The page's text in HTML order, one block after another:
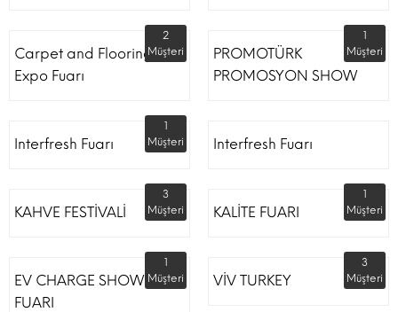
Carpet and Flooring
Expo Fuarı
2
Müşteri
PROMOTÜRK
PROMOSYON SHOW
1
Müşteri
Interfresh Fuarı
1
Müşteri
Interfresh Fuarı
KAHVE FESTİVALİ
3
Müşteri
KALİTE FUARI
1
Müşteri
EV CHARGE SHOW
FUARI
1
Müşteri
VİV TURKEY
3
Müşteri